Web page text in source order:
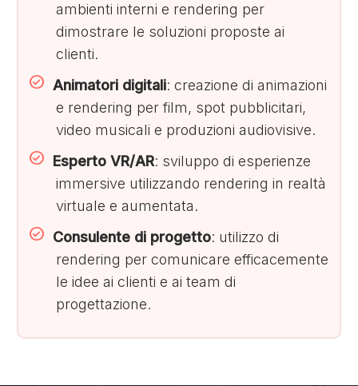
ambienti interni e rendering per
dimostrare le soluzioni proposte ai
clienti.
Animatori digitali: creazione di animazioni
e rendering per film, spot pubblicitari,
video musicali e produzioni audiovisive.
Esperto VR/AR: sviluppo di esperienze
immersive utilizzando rendering in realtà
virtuale e aumentata.
Consulente di progetto: utilizzo di
rendering per comunicare efficacemente
le idee ai clienti e ai team di
progettazione.